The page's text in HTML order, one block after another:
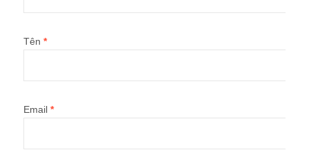
Tên *
Email *